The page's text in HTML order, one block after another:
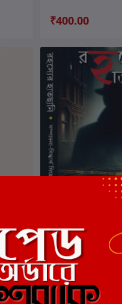
₹400.00
কার্টে যোগ
রহস্যের হাতছানি
লেখক:সিদ্ধার্থ সিংহ
₹250.00